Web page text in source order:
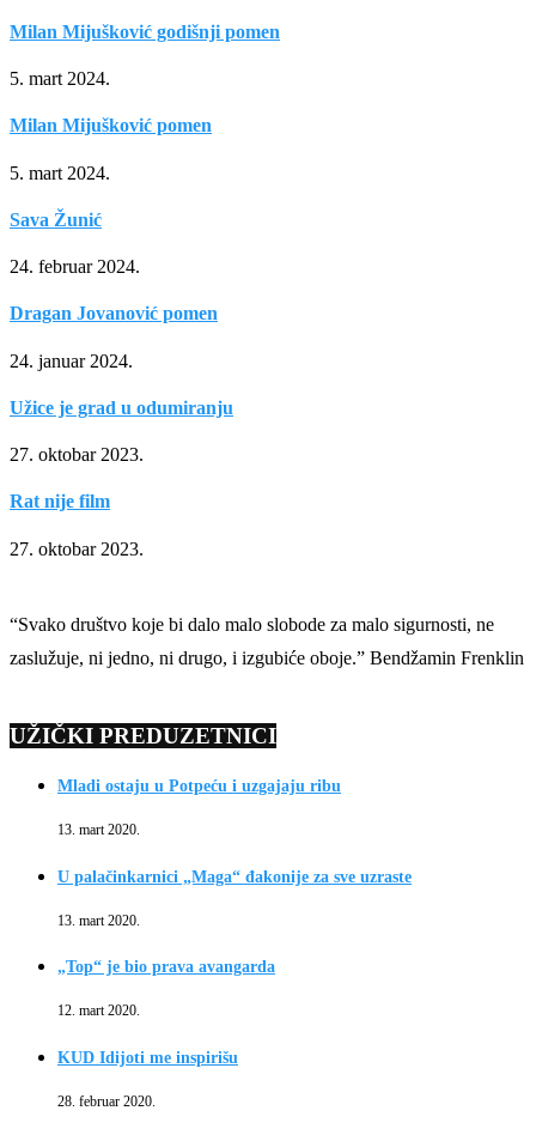
Milan Mijušković godišnji pomen
5. mart 2024.
Milan Mijušković pomen
5. mart 2024.
Sava Žunić
24. februar 2024.
Dragan Jovanović pomen
24. januar 2024.
Užice je grad u odumiranju
27. oktobar 2023.
Rat nije film
27. oktobar 2023.
“Svako društvo koje bi dalo malo slobode za malo sigurnosti, ne
zaslužuje, ni jedno, ni drugo, i izgubiće oboje.” Bendžamin Frenklin
UŽIČKI PREDUZETNICI
Mladi ostaju u Potpeću i uzgajaju ribu
13. mart 2020.
U palačinkarnici „Maga“ đakonije za sve uzraste
13. mart 2020.
„Top“ je bio prava avangarda
12. mart 2020.
KUD Idijoti me inspirišu
28. februar 2020.